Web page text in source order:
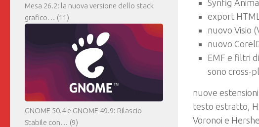
Synfig
export
nuovo Visio
nuovo
EMF e filtri
sono cross-
nuove
testo estratto,
Voronoi e
Mesa 26.2: la nuova versione dello stack
grafico… (11)
GNOME 50.4 e GNOME 49.9: Rilascio
Stabile con… (9)